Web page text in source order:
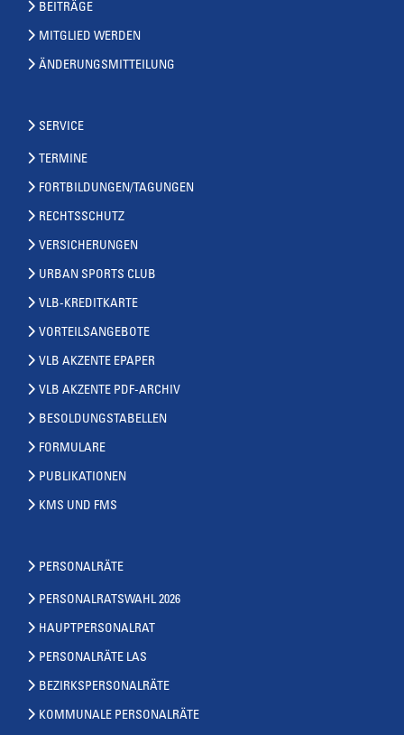
BEITRÄGE
MITGLIED WERDEN
ÄNDERUNGSMITTEILUNG
SERVICE
TERMINE
FORTBILDUNGEN/TAGUNGEN
RECHTSSCHUTZ
VERSICHERUNGEN
URBAN SPORTS CLUB
VLB-KREDITKARTE
VORTEILSANGEBOTE
VLB AKZENTE EPAPER
VLB AKZENTE PDF-ARCHIV
BESOLDUNGSTABELLEN
FORMULARE
PUBLIKATIONEN
KMS UND FMS
PERSONALRÄTE
PERSONALRATSWAHL 2026
HAUPTPERSONALRAT
PERSONALRÄTE LAS
BEZIRKSPERSONALRÄTE
KOMMUNALE PERSONALRÄTE